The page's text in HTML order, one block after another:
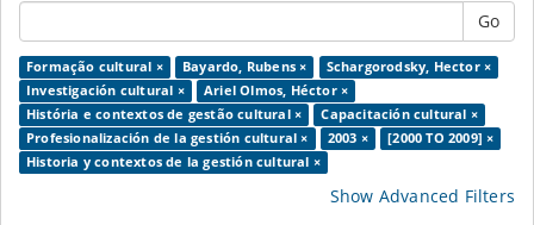
Go
Formação cultural × Bayardo, Rubens ×
Schargorodsky, Hector ×
Investigación cultural ×
Ariel Olmos, Héctor ×
História e contextos de gestão cultural ×
Capacitación cultural ×
Profesionalización de la gestión cultural ×
2003 ×
[2000 TO 2009] ×
Historia y contextos de la gestión cultural ×
Show Advanced Filters